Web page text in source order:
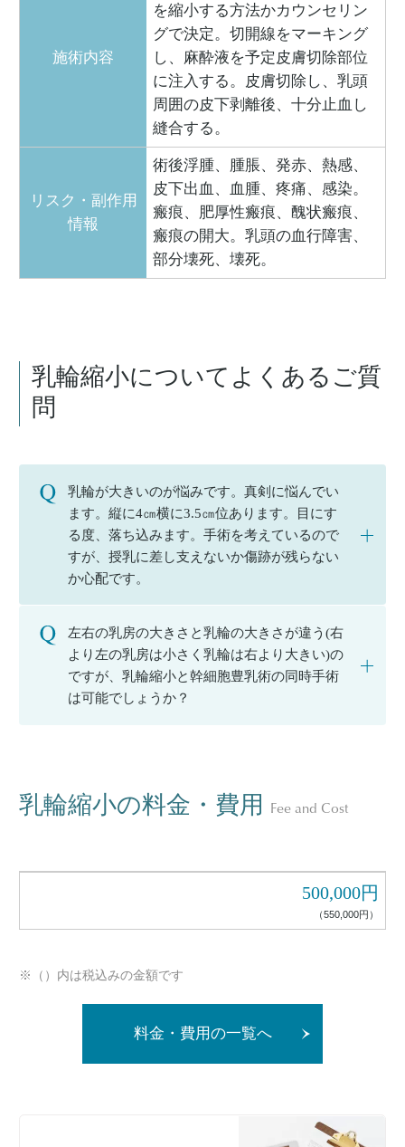
施術内容
を縮小する方法かカウンセリン
グで決定。切開線をマーキング
し、麻酔液を予定皮膚切除部位
に注入する。皮膚切除し、乳頭
周囲の皮下剥離後、十分止血し
縫合する。
リスク・副作用
情報
術後浮腫、腫脹、発赤、熱感、
皮下出血、血腫、疼痛、感染。
瘢痕、肥厚性瘢痕、醜状瘢痕、
瘢痕の開大。乳頭の血行障害、
部分壊死、壊死。
乳輪縮小についてよくあるご質
問
乳輪が大きいのが悩みです。真剣に悩んでい
ます。縦に4㎝横に3.5㎝位あります。目にす
る度、落ち込みます。手術を考えているので
すが、授乳に差し支えないか傷跡が残らない
か心配です。
左右の乳房の大きさと乳輪の大きさが違う(右
より左の乳房は小さく乳輪は右より大きい)の
ですが、乳輪縮小と幹細胞豊乳術の同時手術
は可能でしょうか？
乳輪縮小の料金・費用 Fee and Cost
500,000円
（550,000円）
※（）内は税込みの金額です
料金・費用の一覧へ